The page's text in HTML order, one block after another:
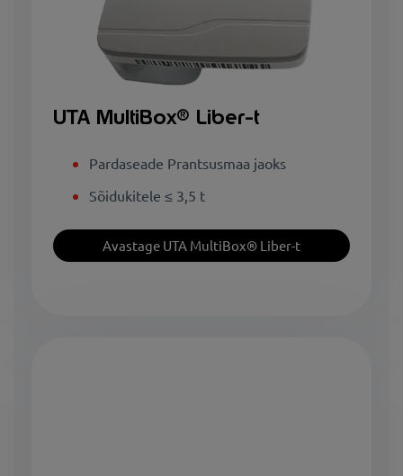
UTA MultiBox® Liber-t
Pardaseade Prantsusmaa jaoks
Sõidukitele ≤ 3,5 t
Avastage UTA MultiBox® Liber-t